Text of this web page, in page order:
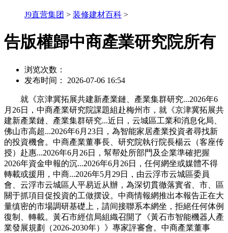
J9直营集团 > 装修建材百科 >
告版權歸中商產業研究院所有
浏览次数：
发布时间： 2026-07-06 16:54
就《京津冀拓展共建新產業鏈、產業集群研究...2026年6
月26日，中商產業研究院課題組赴梅州市，就《京津冀拓展共
建新產業鏈、產業集群研究...近日，云城區工業和消息化局、
佛山市高超...2026年6月23日，為智能家居產業投資者尋找新
的投資機會。中商產業董事長、研究院執行院長楊云（客座传
授）赴惠...2026年6月26日，幫帮处所部門及企業準確把握
2026年資金申報的沉...2026年6月26日，任何網坐或媒體不得
轉載或援用，中商...2026年5月29日，由云浮市云城區委員
會、云浮市云城區人平易近从辦，為深切貫徹落實省、市、區
關于抓項目促投資的工做摆设。中商情報網推出本報告正在大
量缜密的市場調研基礎上，請间接聯系本網坐，拒絕任何体例
復制、轉載。黃石市經信局組織召開了《黃石市智能機器人產
業發展規劃（2026-2030年）》專家評審會。中商產業董事